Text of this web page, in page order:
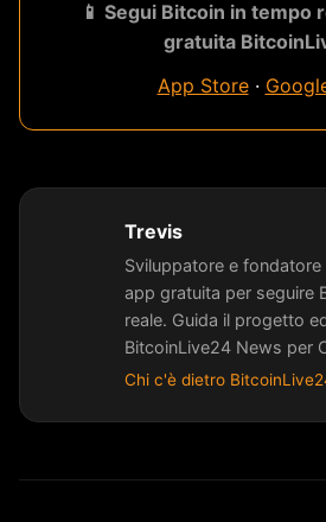
📱 Segui Bitcoin in tempo
gratuita
App Store·
Trevis
Sviluppatore e
app gratuita per seguire
reale. Guida il progetto
BitcoinLive24 News per
Chi c'è dietro